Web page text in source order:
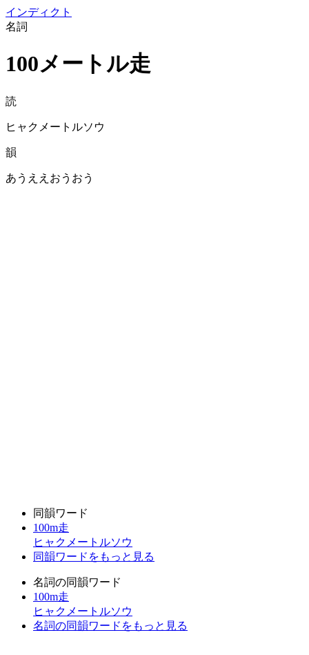
インディクト
名詞
100メートル走
読
ヒャクメートルソウ
韻
あうええおうおう
同韻ワード
100m走
ヒャクメートルソウ
同韻ワードをもっと見る
名詞の同韻ワード
100m走
ヒャクメートルソウ
名詞の同韻ワードをもっと見る